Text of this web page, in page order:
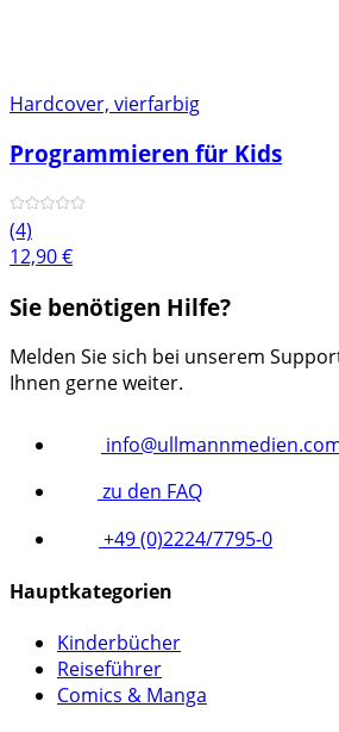
Hardcover, vierfarbig
Programmieren für Kids
(4)
12,90€
Sie benötigen Hilfe?
Melden Sie sich bei unserem
Ihnen gerne weiter.
zu den FAQ
+49 (0)2224/7795-0
Hauptkategorien
Kinderbücher
Reiseführer
Comics & Manga